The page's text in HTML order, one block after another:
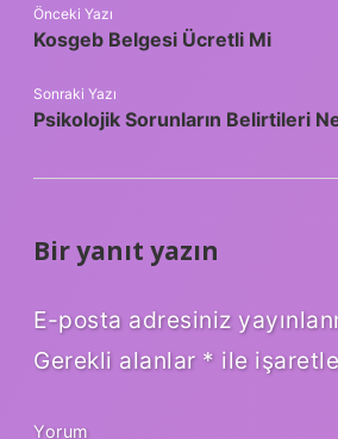
Önceki Yazı
Kosgeb Belgesi Ücretli Mi
Sonraki Yazı
Psikolojik Sorunların Belirtileri
Bir yanıt yazın
E-posta adresiniz
Gerekli alanlar * ile
Yorum